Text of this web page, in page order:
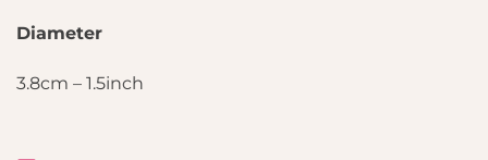
Diameter
3.8cm – 1.5inch